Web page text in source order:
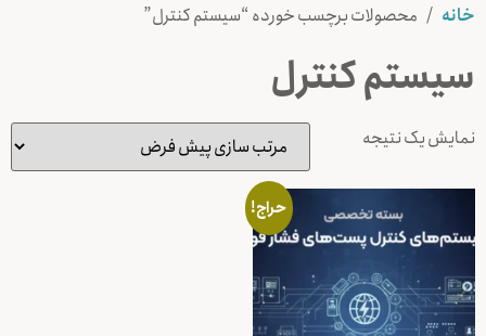
خانه / محصولات برچسب خورده “سیستم کنترل”
سیستم کنترل
نمایش یک نتیجه
حراج!